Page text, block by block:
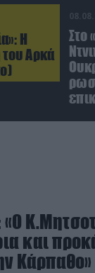
Η
του Αρκά
Στο
και
Κάρπαθο»